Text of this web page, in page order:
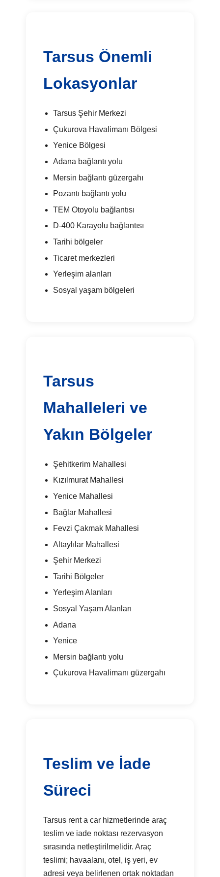
Tarsus Önemli
Lokasyonlar
Tarsus Şehir Merkezi
Çukurova Havalimanı Bölgesi
Yenice Bölgesi
Adana bağlantı yolu
Mersin bağlantı güzergahı
Pozantı bağlantı yolu
TEM Otoyolu bağlantısı
D-400 Karayolu bağlantısı
Tarihi bölgeler
Ticaret merkezleri
Yerleşim alanları
Sosyal yaşam bölgeleri
Tarsus
Mahalleleri ve
Yakın Bölgeler
Şehitkerim Mahallesi
Kızılmurat Mahallesi
Yenice Mahallesi
Bağlar Mahallesi
Fevzi Çakmak Mahallesi
Altaylılar Mahallesi
Şehir Merkezi
Tarihi Bölgeler
Yerleşim Alanları
Sosyal Yaşam Alanları
Adana
Yenice
Mersin bağlantı yolu
Çukurova Havalimanı güzergahı
Teslim ve İade
Süreci
Tarsus rent a car hizmetlerinde araç
teslim ve iade noktası rezervasyon
sırasında netleştirilmelidir. Araç
teslimi; havaalanı, otel, iş yeri, ev
adresi veya belirlenen ortak noktadan